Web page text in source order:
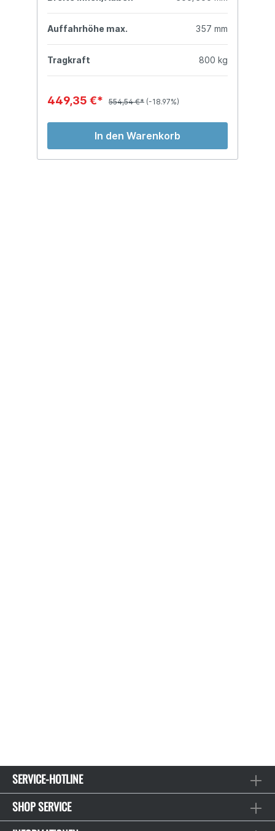
Auffahrhöhe max. 357 mm
Tragkraft 800 kg
449,35 €* 554,54 €* (-18.97%)
In den Warenkorb
SERVICE-HOTLINE
SHOP SERVICE